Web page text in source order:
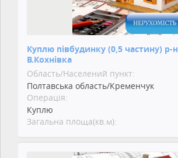
Куплю півбудинку (0,5 частину) р-н
В.Кохнівка
Область/Населений пункт:
Полтавська область/Кременчук
Операція:
Куплю
Загальна площа(кв.м):